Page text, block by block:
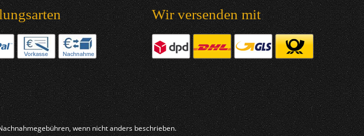
Wir versenden mit
wenn nicht anders beschrieben.